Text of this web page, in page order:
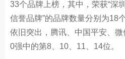
33个品牌上榜，其中，荣获“深
信誉品牌”的品牌数量分别为18
依旧突出，腾讯、中国平安、
0强中的第8、10、11、14位。